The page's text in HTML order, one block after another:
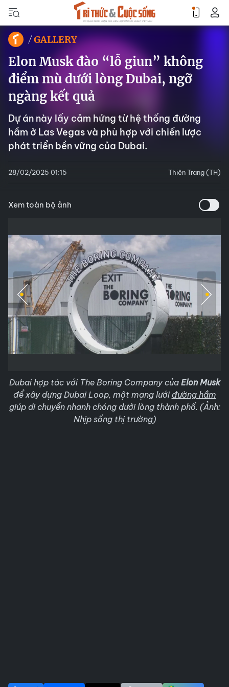
GALLERY
Elon Musk đào “lỗ giun” không
điểm mù dưới lòng Dubai, ngỡ
ngàng kết quả
Dự án này lấy cảm hứng từ hệ thống đường
hầm ở Las Vegas và phù hợp với chiến lược
phát triển bền vững của Dubai.
28/02/2025 01:15 Thiên Trang (TH)
Xem toàn bộ ảnh
Dubai hợp tác với The Boring Company của Elon Musk
để xây dựng Dubai Loop, một mạng lướiđường hầm
giúp di chuyển nhanh chóng dưới lòng thành phố. (Ảnh:
Nhịp sống thị trường)